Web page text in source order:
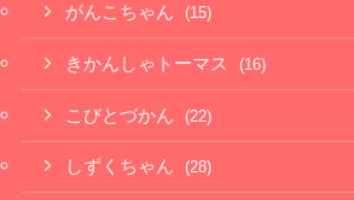
がんこちゃん (15)
きかんしゃトーマス (16)
こびとづかん (22)
しずくちゃん (28)